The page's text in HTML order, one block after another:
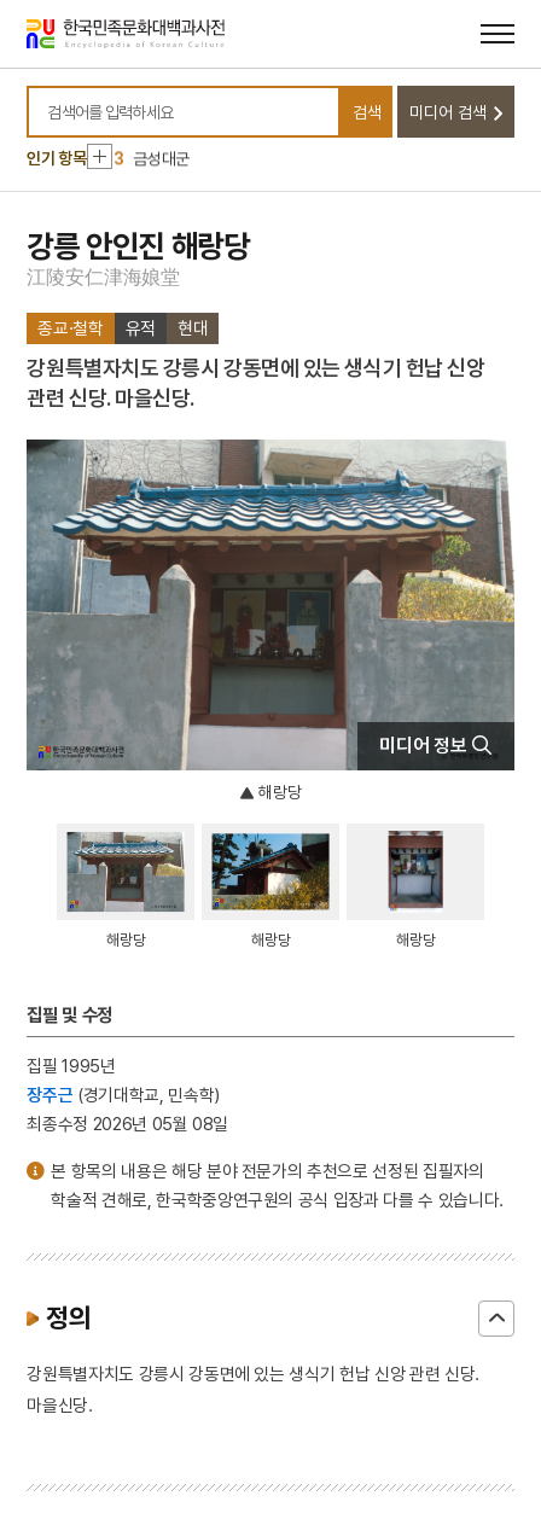
바로가기
바로가기
검색어를 입력하세요
검색 미디어 검색
인기 항목
10 고령 본관동 고분군
1 데릴사위
2 이순신
3 금성대군
4 북조선임시인민위원회
5 세조
6 가야금병창
조선책략
9 춘천 증리 고분군
10 고령 본관동 고분군
1 데릴사위
2 이순신
3 금성대군
4
북조선임시인민위원회
세조
가야금병창
박정희
조선책략
9
춘천 증리 고분군
10 고령 본관동 고분군
강릉 안인진 해랑당
江陵安仁津海娘堂
종교·철학 유적 현대
강원특별자치도 강릉시 강동면에 있는 생식기 헌납 신앙
관련 신당. 마을신당.
미디어 정보
해랑당
해랑당 해랑당 해랑당
집필 및 수정
집필 1995년
장주근 (경기대학교, 민속학)
최종수정 2026년 05월 08일
본 항목의 내용은 해당 분야 전문가의 추천으로 선정된 집필자의
학술적 견해로, 한국학중앙연구원의 공식 입장과 다를 수 있습니다.
정의
강원특별자치도 강릉시 강동면에 있는 생식기 헌납 신앙 관련 신당.
마을신당.